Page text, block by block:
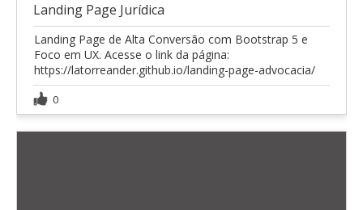
Landing Page Jurídica
Landing Page de Alta Conversão com Bootstrap 5 e
Foco em UX. Acesse o link da página:
https://latorreander.github.io/landing-page-advocacia/
0